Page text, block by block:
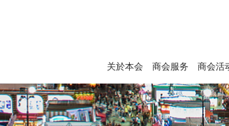
关於本会 商会服务 商会活